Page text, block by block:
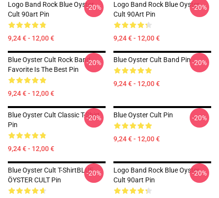
Logo Band Rock Blue Oyster
Cult 90art Pin
9,24 € - 12,00 €
-20%
Logo Band Rock Blue Oyster
Cult 90Art Pin
9,24 € - 12,00 €
-20%
Blue Oyster Cult Rock Band
Favorite Is The Best Pin
9,24 € - 12,00 €
-20% Blue Oyster Cult Band Pin
9,24 € - 12,00 €
-20%
Blue Oyster Cult Classic T-Shirt
Pin
9,24 € - 12,00 €
-20% Blue Oyster Cult Pin
9,24 € - 12,00 €
-20%
Blue Oyster Cult T-ShirtBLUE
ÖYSTER CULT Pin
-20%
Logo Band Rock Blue Oyster
Cult 90art Pin
-20%